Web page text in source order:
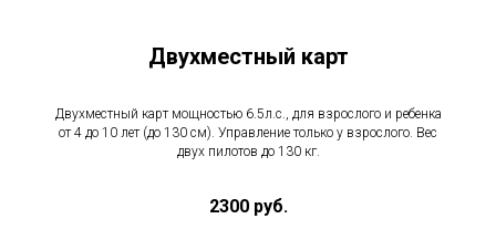
Двухместный карт
Двухместный карт мощностью 6.5л.с., для взрослого и ребенка
от 4 до 10 лет (до 130 см). Управление только у взрослого. Вес
двух пилотов до 130 кг.
2300 руб.